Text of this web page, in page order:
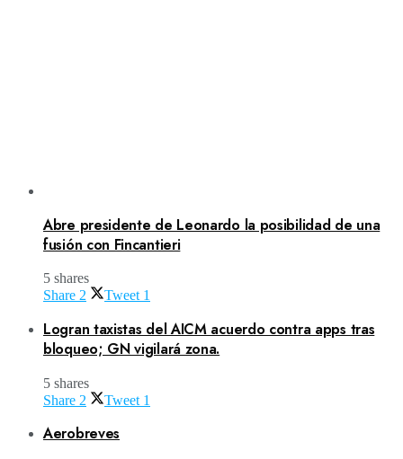
Abre presidente de Leonardo la posibilidad de una
fusión con Fincantieri
5 shares
Share 2 Tweet 1
Logran taxistas del AICM acuerdo contra apps tras
bloqueo; GN vigilará zona.
5 shares
Share 2 Tweet 1
Aerobreves